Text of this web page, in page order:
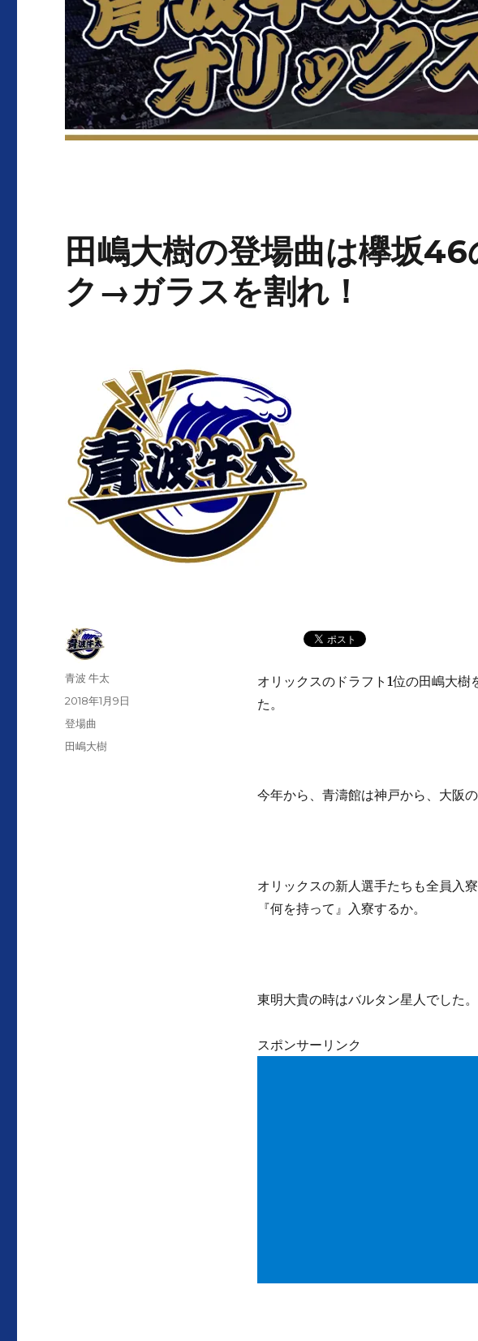
田嶋大樹の登場曲は欅坂
ク→ガラスを割れ！
オリックスのドラフト1位の田嶋大
た。
今年から、青濤館は神戸から、大阪
オリックスの新人選手たちも全員入
『何を持って』入寮するか。
東明大貴の時はバルタン星人でした
スポンサーリンク
投
青波 牛太
投
稿
2018年1月9日
カ
テ
登場曲
タ
田嶋大樹